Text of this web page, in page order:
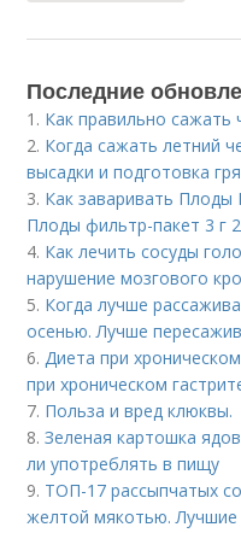
Последние
1. Как правильно сажать
2. Когда сажать летний
высадки и подготовка
3. Как заваривать
Плоды фильтр-пакет 3 г
4. Как лечить сосуды
нарушение мозгового
5. Когда лучше
осенью. Лучше
6. Диета при
при хроническом
7. Польза и вред клюквы.
8.Зеленая картошка
ли употреблять в пищу
9. ТОП-17 рассыпчатых
желтой мякотью. Лучшие